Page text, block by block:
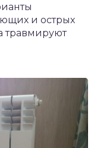
и острых
травмируют